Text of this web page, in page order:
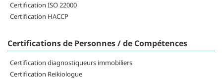
Certification ISO 22000
Certification HACCP
Certifications de Personnes / de Compétences
Certification diagnostiqueurs immobiliers
Certification Reikiologue